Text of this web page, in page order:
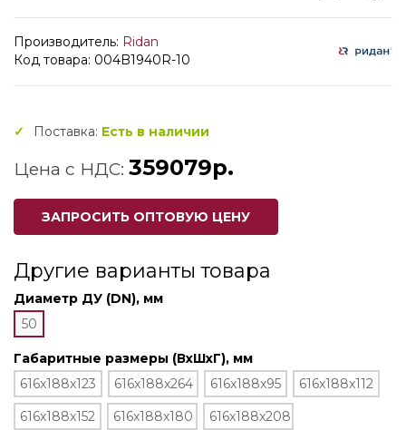
Производитель: Ridan
Код товара: 004B1940R-10
Поставка: Есть в наличии
Цена с НДС: 359079р.
ЗАПРОСИТЬ ОПТОВУЮ ЦЕНУ
Другие варианты товара
Диаметр ДУ (DN), мм
50
Габаритные размеры (ВхШхГ), мм
616x188x123
616x188x264 616x188x95
616x188x112
616x188x152
616x188x180
616x188x208